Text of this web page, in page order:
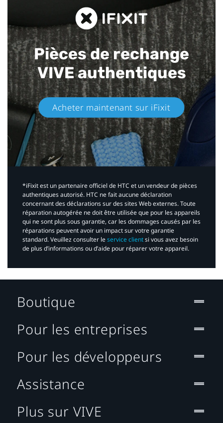
Pièces de rechange
VIVE authentiques​
Acheter maintenant sur iFixit​
*iFixit est un partenaire officiel de HTC et un vendeur de pièces
authentiques autorisé. HTC ne fait aucune déclaration
concernant des déclarations sur des sites Web externes. Toute
réparation autogérée ne doit être utilisée que pour les appareils
qui ne sont plus sous garantie, car les dommages causés par les
réparations peuvent avoir un impact sur votre garantie
standard. Veuillez consulter leservice clientsi vous avez besoin
de plus d’informations ou d’aide pour réparer votre appareil.​
Boutique
Pour les entreprises
Pour les développeurs
Assistance
Plus sur VIVE